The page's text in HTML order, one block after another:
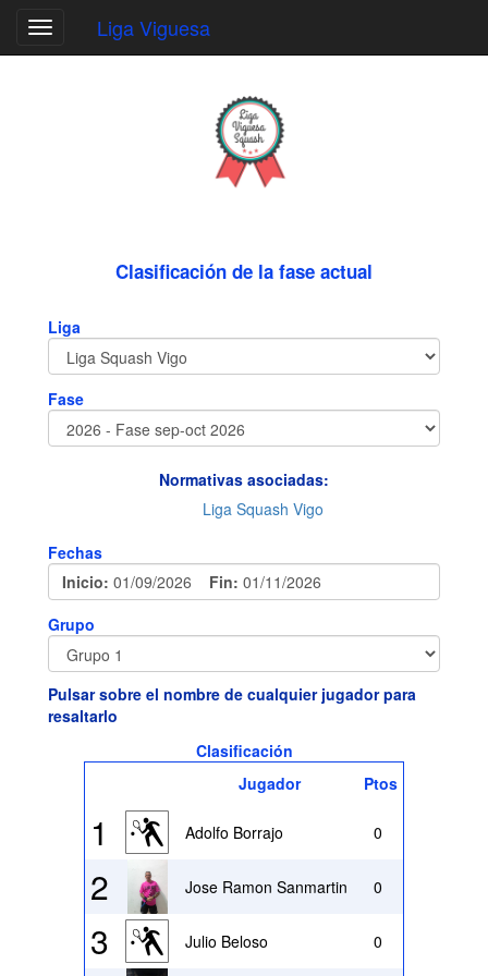
Toggle
navigation
Liga Viguesa
Clasificación de la fase actual
Liga
Fase
Normativas asociadas:
Liga Squash Vigo
Fechas
Inicio: 01/09/2026 Fin: 01/11/2026
Grupo
Pulsar sobre el nombre de cualquier jugador para
resaltarlo
Clasificación
Jugador
Ptos
1 Adolfo Borrajo 0
2 Jose Ramon Sanmartin 0
3 Julio Beloso 0